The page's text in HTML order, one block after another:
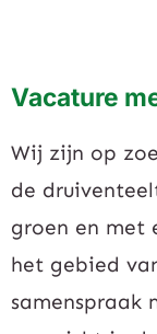
Vacature
Wij zijn op
de
groen en met
het gebied
samenspraak